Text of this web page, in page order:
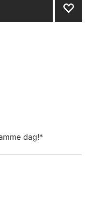
dag!*